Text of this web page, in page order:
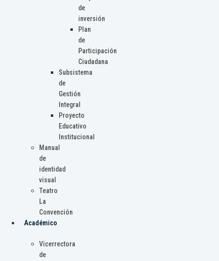
de
inversión
Plan
de
Participación
Ciudadana
Subsistema
de
Gestión
Integral
Proyecto
Educativo
Institucional
Manual
de
identidad
visual
Teatro
La
Convención
Académico
Vicerrectora
de